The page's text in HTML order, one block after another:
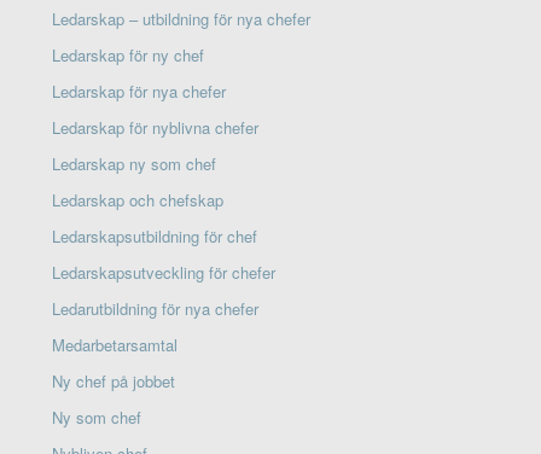
Ledarskap – utbildning för nya chefer
Ledarskap för ny chef
Ledarskap för nya chefer
Ledarskap för nyblivna chefer
Ledarskap ny som chef
Ledarskap och chefskap
Ledarskapsutbildning för chef
Ledarskapsutveckling för chefer
Ledarutbildning för nya chefer
Medarbetarsamtal
Ny chef på jobbet
Ny som chef